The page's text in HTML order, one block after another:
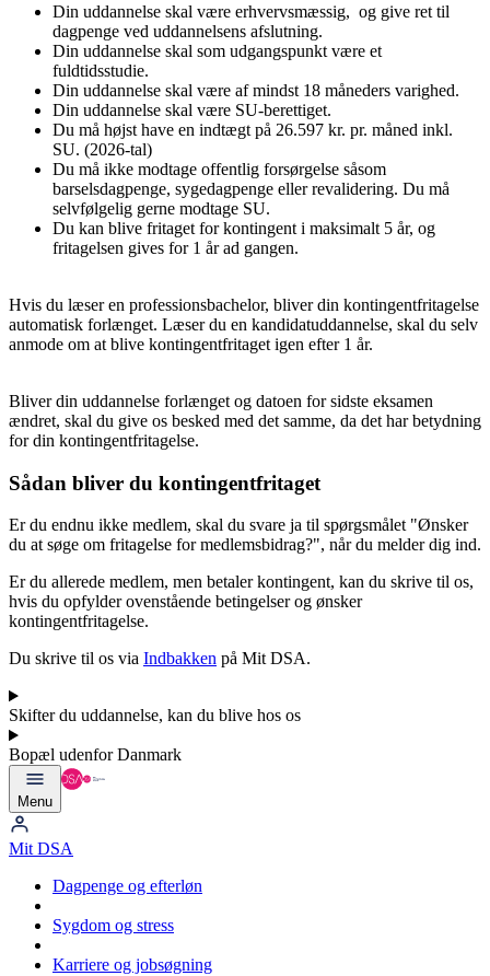
Din uddannelse skal være erhvervsmæssig, og give ret til
dagpenge ved uddannelsens afslutning.
Din uddannelse skal som udgangspunkt være et
fuldtidsstudie.
Din uddannelse skal være af mindst 18 måneders varighed.
Din uddannelse skal være SU-berettiget.
Du må højst have en indtægt på 26.597 kr. pr. måned inkl.
SU. (2026-tal)
Du må ikke modtage offentlig forsørgelse såsom
barselsdagpenge, sygedagpenge eller revalidering. Du må
selvfølgelig gerne modtage SU.
Du kan blive fritaget for kontingent i maksimalt 5 år, og
fritagelsen gives for 1 år ad gangen.
Hvis du læser en professionsbachelor, bliver din kontingentfritagelse
automatisk forlænget. Læser du en kandidatuddannelse, skal du selv
anmode om at blive kontingentfritaget igen efter 1 år.
Bliver din uddannelse forlænget og datoen for sidste eksamen
ændret, skal du give os besked med det samme, da det har betydning
for din kontingentfritagelse.
Sådan bliver du kontingentfritaget
Er du endnu ikke medlem, skal du svare ja til spørgsmålet "Ønsker
du at søge om fritagelse for medlemsbidrag?", når du melder dig ind.
Er du allerede medlem, men betaler kontingent, kan du skrive til os,
hvis du opfylder ovenstående betingelser og ønsker
kontingentfritagelse.
Du skrive til os via Indbakken på Mit DSA.
Skifter du uddannelse, kan du blive hos os
Bopæl udenfor Danmark
Menu
Mit DSA
Dagpenge og efterløn
Sygdom og stress
Karriere og jobsøgning